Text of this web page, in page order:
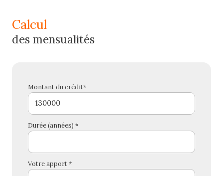
calcul
des mensualités
Montant du crédit*
Durée (années) *
Votre apport *